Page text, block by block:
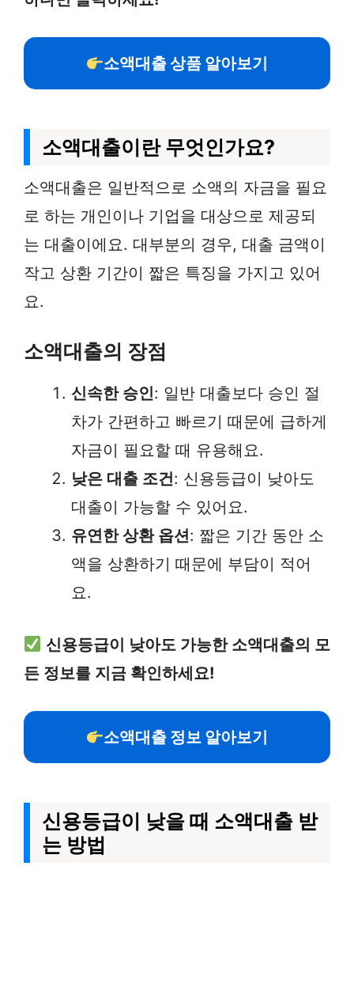
소액대출 상품 알아보기
소액대출이란 무엇인가요?
소액대출은 일반적으로 소액의 자금을 필요
로 하는 개인이나 기업을 대상으로 제공되
는 대출이에요. 대부분의 경우, 대출 금액이
작고 상환 기간이 짧은 특징을 가지고 있어
요.
소액대출의 장점
신속한 승인: 일반 대출보다 승인 절
차가 간편하고 빠르기 때문에 급하게
자금이 필요할 때 유용해요.
낮은 대출 조건: 신용등급이 낮아도
대출이 가능할 수 있어요.
유연한 상환 옵션: 짧은 기간 동안 소
액을 상환하기 때문에 부담이 적어
요.
신용등급이 낮아도 가능한 소액대출의 모
든 정보를 지금 확인하세요!
소액대출 정보 알아보기
신용등급이 낮을 때 소액대출 받
는 방법